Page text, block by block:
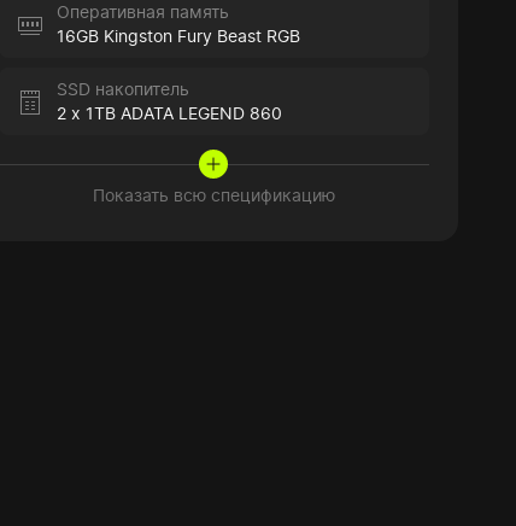
Оперативная память
16GB Kingston Fury Beast RGB
SSD накопитель
2 x 1TB ADATA LEGEND 860
Показать всю спецификацию